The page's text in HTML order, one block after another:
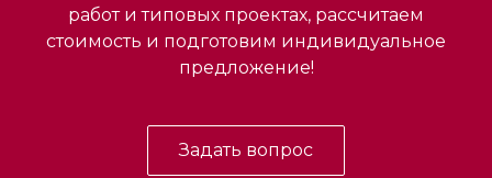
работ и типовых проектах, рассчитаем
стоимость и подготовим индивидуальное
предложение!
Задать вопрос